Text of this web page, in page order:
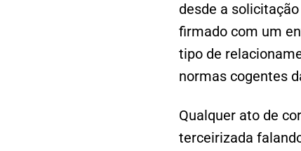
desde a
firmado com um
tipo de
normas cogentes
Qualquer ato de
terceirizada